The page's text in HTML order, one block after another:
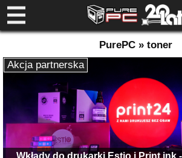
PurePC » toner
Wkłady do drukarki Estio i Print.ink
Akcja partnerska